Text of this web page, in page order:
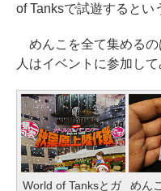
of Tanksで試遊するとい
めんこを全て集めるの
人はイベントに参加して
World of Tanksとガ
めん